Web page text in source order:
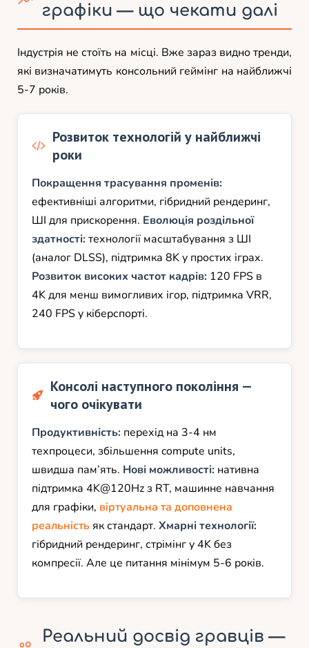
графіки — що чекати далі
Індустрія не стоїть на місці. Вже зараз видно тренди,
які визначатимуть консольний геймінг на найближчі
5-7 років.
Розвиток технологій у найближчі
роки
Покращення трасування променів:
ефективніші алгоритми, гібридний рендеринг,
ШІ для прискорення. Еволюція роздільної
здатності:технології масштабування з ШІ
(аналог DLSS), підтримка 8K у простих іграх.
Розвиток високих частот кадрів: 120 FPS в
4K для менш вимогливих ігор, підтримка VRR,
240 FPS у кіберспорті.
Консолі наступного покоління —
чого очікувати
Продуктивність: перехід на 3-4 нм
техпроцеси, збільшення compute units,
швидша пам’ять. Нові можливості: нативна
підтримка 4K@120Hz з RT, машинне навчання
для графіки, віртуальна та доповнена
реальність як стандарт. Хмарні технології:
гібридний рендеринг, стрімінг у 4K без
компресії. Але це питання мінімум 5-6 років.
Реальний досвід гравців —